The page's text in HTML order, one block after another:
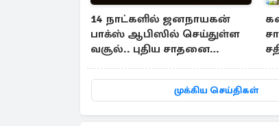
14 நாட்களில் ஜனநாயகன்
பாக்ஸ் ஆபிஸில் செய்துள்ள
வசூல்.. புதிய சாதனை
முக்கிய செய்திகள்